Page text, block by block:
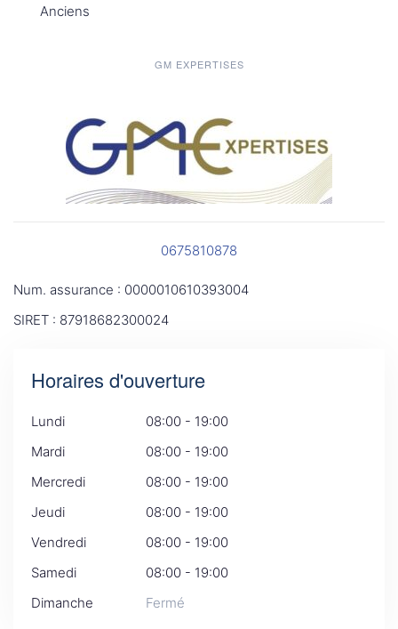
Anciens
GM EXPERTISES
0675810878
Num. assurance : 0000010610393004
SIRET : 87918682300024
Horaires d'ouverture
Lundi
08:00 - 19:00
Mardi
08:00 - 19:00
Mercredi
08:00 - 19:00
Jeudi
08:00 - 19:00
Vendredi
08:00 - 19:00
Samedi
08:00 - 19:00
Dimanche
Fermé